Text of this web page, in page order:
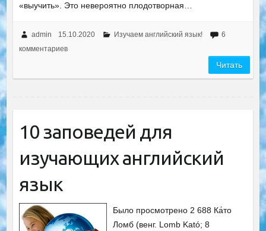
«выучить». Это невероятно плодотворная…
admin 15.10.2020 Изучаем английский язык!
6
комментариев
Читать
10 заповедей для
изучающих английский
язык
Было просмотрено 2 688 Ка́то
Ломб (венг. Lomb Kató; 8